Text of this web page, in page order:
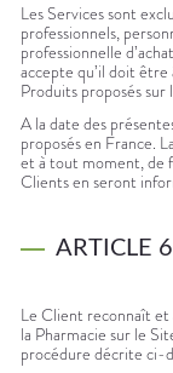
Les Services sont
professionnels,
professionnelle
accepte qu’il doit être
Produits proposés sur
A la date des
proposés en France.
et à tout moment, de
Clients en seront
ARTICLE
Le Client reconnaît et
la Pharmacie sur le
procédure décrite ci-